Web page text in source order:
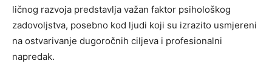
ličnog razvoja predstavlja važan faktor psihološkog
zadovoljstva, posebno kod ljudi koji su izrazito usmjereni
na ostvarivanje dugoročnih ciljeva i profesionalni
napredak.